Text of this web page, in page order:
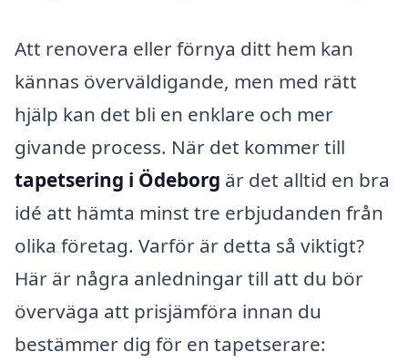
Att renovera eller förnya ditt hem kan
kännas överväldigande, men med rätt
hjälp kan det bli en enklare och mer
givande process. När det kommer till
tapetsering i Ödeborg är det alltid en bra
idé att hämta minst tre erbjudanden från
olika företag. Varför är detta så viktigt?
Här är några anledningar till att du bör
överväga att prisjämföra innan du
bestämmer dig för en tapetserare: